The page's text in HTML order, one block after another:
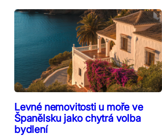
Levné nemovitosti u moře ve
Španělsku jako chytrá volba
bydlení